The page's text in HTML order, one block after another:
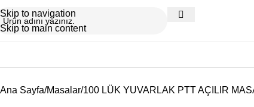
Skip to navigation
Skip to main content
Ana Sayfa Masalar 100 LÜK YUVARLAK PTT AÇILIR